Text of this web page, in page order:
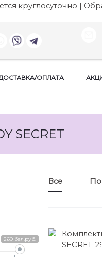
круглосуточно |
ОПЛАТА
SECRET
Все
260 бел.руб.